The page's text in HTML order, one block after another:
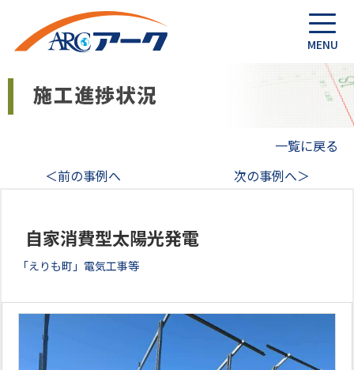
一覧に戻る
＜前の事例へ
次の事例へ＞
自家消費型太陽光発電
「えりも町」電気工事等